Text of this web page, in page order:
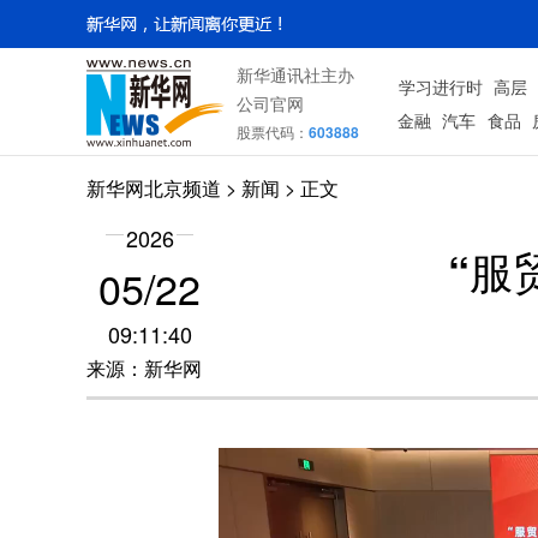
新华通讯社主办
公司官网
股票代码： 603888
学习进行时 高层
金融 汽车 食品
新华网北京频道 > 新闻 > 正文
2026
05/22
09:11:40
来源：新华网
“服